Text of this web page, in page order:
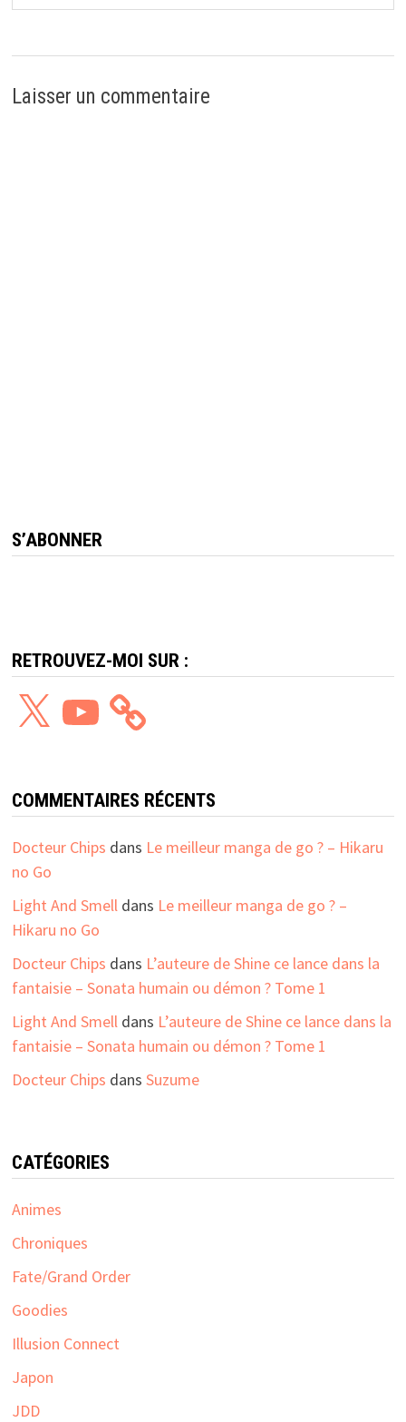
Laisser un commentaire
S’ABONNER
RETROUVEZ-MOI SUR :
YouTube
COMMENTAIRES RÉCENTS
Docteur Chips dans Le meilleur manga de go ? – Hikaru
no Go
Light And Smelldans Le meilleur manga de go ? –
Hikaru no Go
Docteur Chips dans L’auteure de Shine ce lance dans la
fantaisie – Sonata humain ou démon ? Tome 1
Light And Smelldans L’auteure de Shine ce lance dans la
fantaisie – Sonata humain ou démon ? Tome 1
Docteur Chips dans Suzume
CATÉGORIES
Animes
Chroniques
Fate/Grand Order
Goodies
Illusion Connect
Japon
JDD